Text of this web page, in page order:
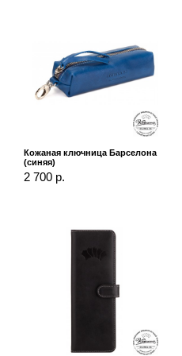
Кожаная ключница Барселона
(синяя)
2 700 р.